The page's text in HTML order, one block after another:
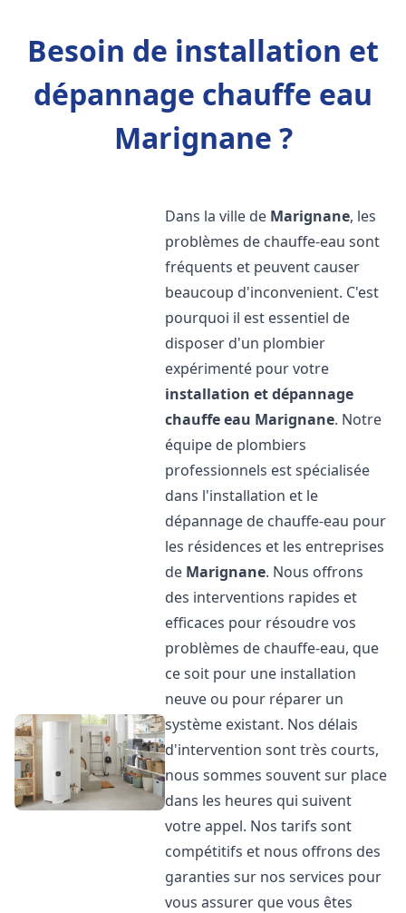
Besoin de installation et
dépannage chauffe eau
Marignane ?
Dans la ville de Marignane, les
problèmes de chauffe-eau sont
fréquents et peuvent causer
beaucoup d'inconvenient. C'est
pourquoi il est essentiel de
disposer d'un plombier
expérimenté pour votre
installation et dépannage
chauffe eau Marignane. Notre
équipe de plombiers
professionnels est spécialisée
dans l'installation et le
dépannage de chauffe-eau pour
les résidences et les entreprises
de Marignane. Nous offrons
des interventions rapides et
efficaces pour résoudre vos
problèmes de chauffe-eau, que
ce soit pour une installation
neuve ou pour réparer un
système existant. Nos délais
d'intervention sont très courts,
nous sommes souvent sur place
dans les heures qui suivent
votre appel. Nos tarifs sont
compétitifs et nous offrons des
garanties sur nos services pour
vous assurer que vous êtes